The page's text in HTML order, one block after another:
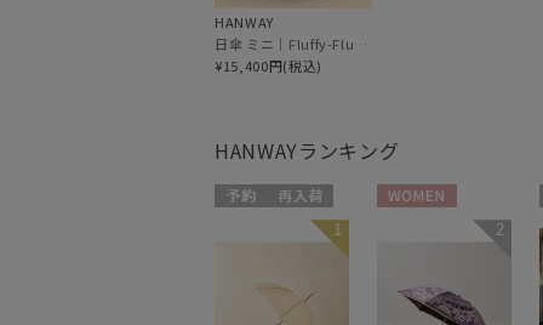
HANWAY
日傘 ミニ｜Fluffy-Fluffy [HANWAY]
¥15,400円(税込)
HANWAYランキング
再入荷
1 2